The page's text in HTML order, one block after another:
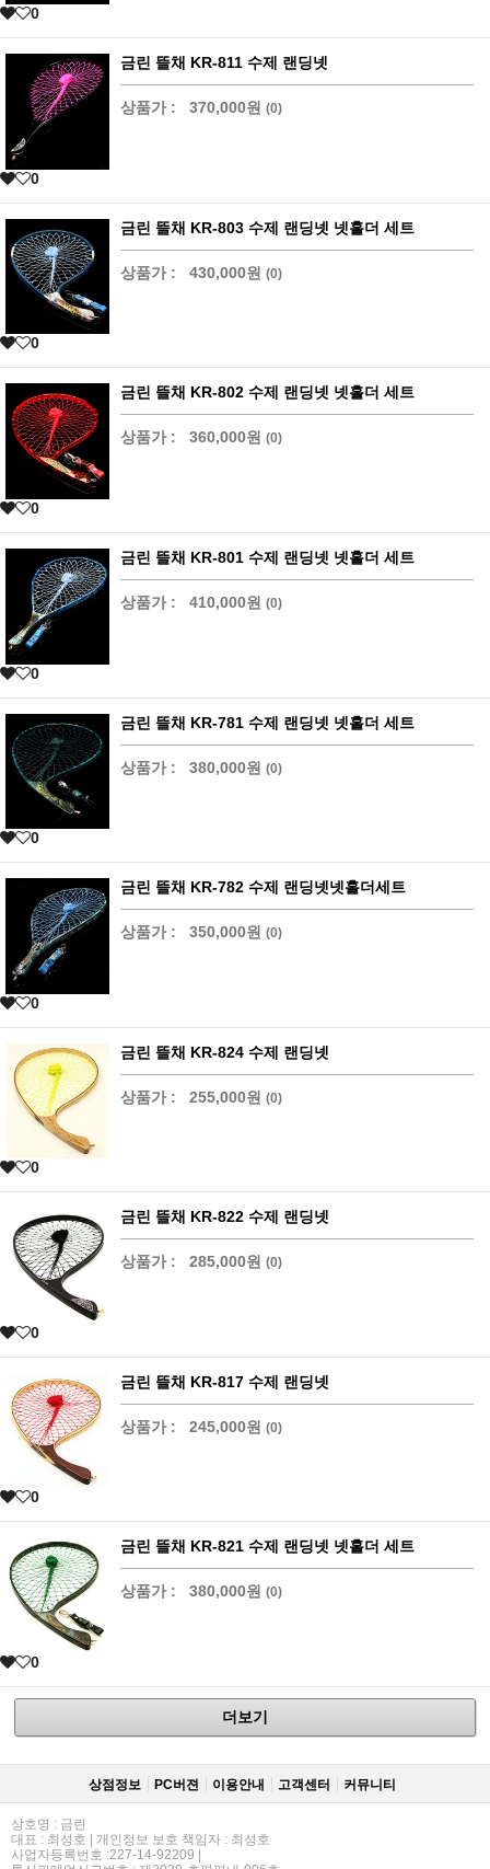
0
금린 뜰채 KR-811 수제 랜딩넷
상품가 : 370,000원 (0)
0
금린 뜰채 KR-803 수제 랜딩넷 넷홀더 세트
상품가 : 430,000원 (0)
0
금린 뜰채 KR-802 수제 랜딩넷 넷홀더 세트
상품가 : 360,000원 (0)
0
금린 뜰채 KR-801 수제 랜딩넷 넷홀더 세트
상품가 : 410,000원 (0)
0
금린 뜰채 KR-781 수제 랜딩넷 넷홀더 세트
상품가 : 380,000원 (0)
0
금린 뜰채 KR-782 수제 랜딩넷넷홀더세트
상품가 : 350,000원 (0)
0
금린 뜰채 KR-824 수제 랜딩넷
상품가 : 255,000원 (0)
0
금린 뜰채 KR-822 수제 랜딩넷
상품가 : 285,000원 (0)
0
금린 뜰채 KR-817 수제 랜딩넷
상품가 : 245,000원 (0)
0
금린 뜰채 KR-821 수제 랜딩넷 넷홀더 세트
상품가 : 380,000원 (0)
0
더보기
상점정보 PC버젼 이용안내 고객센터 커뮤니티
상호명 : 금린
대표 : 최성호 | 개인정보 보호 책임자 : 최성호
사업자등록번호 :227-14-92209 |